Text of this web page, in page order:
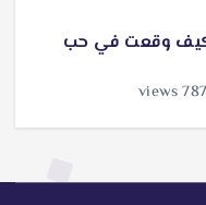
وقعت في حب